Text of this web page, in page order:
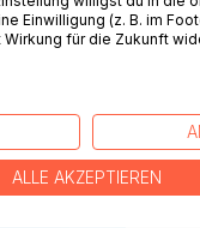
beschreibt er
Potsdam, nach
bewegen ihn zur
Einwilligung (z. B. im
für die Zukunft
ALLE AKZEPTIEREN